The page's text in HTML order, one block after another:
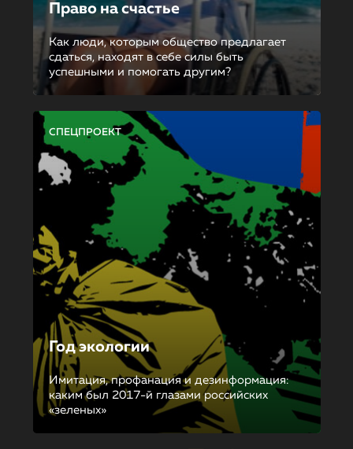
Право на счастье
Как люди, которым общество предлагает
сдаться, находят в себе силы быть
успешными и помогать другим?
СПЕЦПРОЕКТ
Год экологии
Имитация, профанация и дезинформация:
каким был 2017-й глазами российских
«зеленых»